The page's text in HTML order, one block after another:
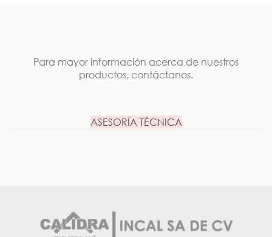
Para mayor información acerca de nuestros
productos, contáctanos.
ASESORÍA TÉCNICA